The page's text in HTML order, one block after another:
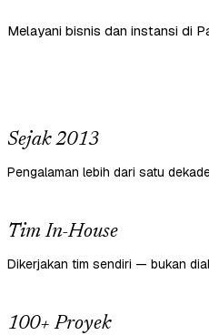
Melayani bisnis dan instansi di
Sejak 2013
Pengalaman lebih dari satu
Tim In-House
Dikerjakan tim sendiri — bukan
100+ Proyek